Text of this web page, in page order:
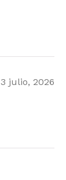
3 julio, 2026